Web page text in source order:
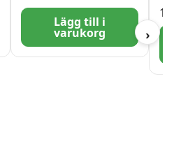
Lägg till i
varukorg
›